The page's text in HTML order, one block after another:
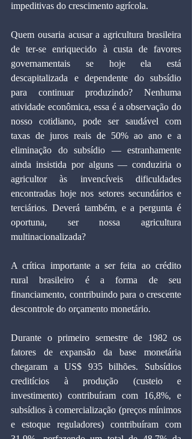
impeditivas do crescimento agrícola.
Quem ousaria acusar a agricultura brasileira
de ter-se enriquecido à custa de favores
governamentais se hoje ela está
descapitalizada e dependente do subsídio
para continuar produzindo? Nenhuma
atividade econômica, essa é a observação do
nosso cotidiano, pode ser saudável com
taxas de juros reais de 50% ao ano e a
eliminação do subsídio — estranhamente
ainda insistida por alguns — conduziria o
agricultor às invencíveis dificuldades
encontradas hoje nos setores secundários e
terciários. Deverá também, e a pergunta é
oportuna, ser nossa agricultura
multinacionalizada?
A crítica importante a ser feita ao crédito
rural brasileiro é a forma de seu
financiamento, contribuindo para o crescente
descontrole do orçamento monetário.
Durante o primeiro semestre de 1982 os
fatores de expansão da base monetária
chegaram a US$ 935 bilhões. Subsídios
creditícios à produção (custeio e
investimento) contribuíram com 16,8%, e
subsídios à comercialização (preços mínimos
e estoque reguladores) contribuíram com